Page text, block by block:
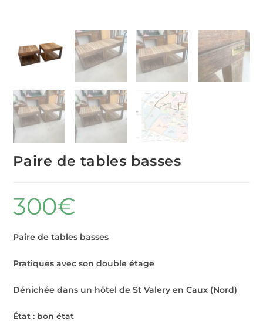
Paire de tables basses
300€
Paire de tables basses
Pratiques avec son double étage
Dénichée dans un hôtel de St Valery en Caux (Nord)
État : bon état